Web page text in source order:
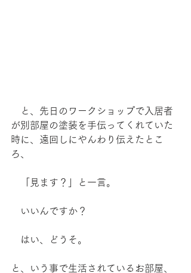
と、先日のワークショップで入居者
が別部屋の塗装を手伝ってくれていた
時に、遠回しにやんわり伝えたとこ
ろ、
「見ます？」と一言。
いいんですか？
はい、どうそ。
と、いう事で生活されているお部屋、